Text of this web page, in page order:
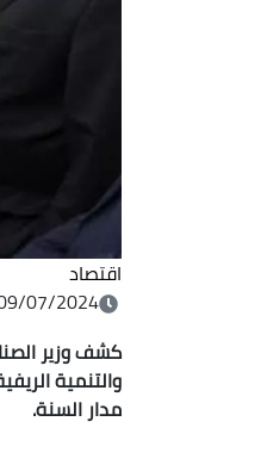
اقتصاد
07/2024 - 16:10
كشف وزير
والتنمية
مدار السنة.